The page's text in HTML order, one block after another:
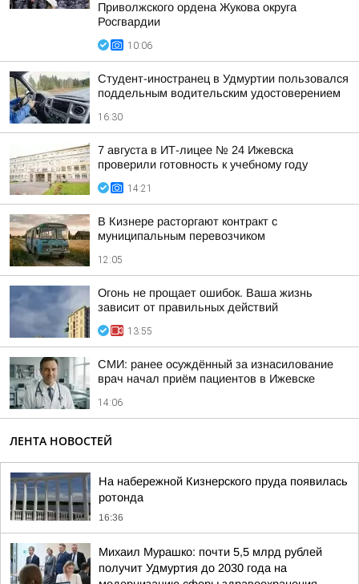
Приволжского ордена Жукова округа
Росгвардии
10:06
Студент-иностранец в Удмуртии пользовался
поддельным водительским удостоверением
16:30
7 августа в ИТ-лицее № 24 Ижевска
проверили готовность к учебному году
14:21
В Кизнере расторгают контракт с
муниципальным перевозчиком
12:05
Огонь не прощает ошибок. Ваша жизнь
зависит от правильных действий
13:55
СМИ: ранее осуждённый за изнасилование
врач начал приём пациентов в Ижевске
14:06
ЛЕНТА НОВОСТЕЙ
На набережной Кизнерского пруда появилась
ротонда
16:36
Михаил Мурашко: почти 5,5 млрд рублей
получит Удмуртия до 2030 года на